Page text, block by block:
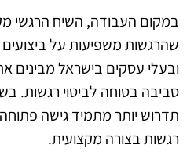
במקום העבודה, השיח הרגשי
שהרגשות משפיעות על ביצועים
ובעלי עסקים בישראל מבינים
תדרוש יותר מתמיד גישה
רגשות בצורה מקצועית.